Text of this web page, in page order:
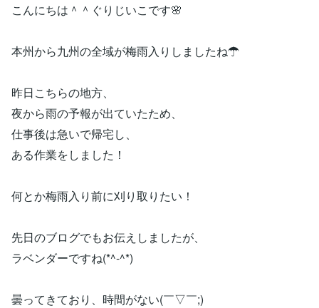
こんにちは＾＾ぐりじいこです🌸
本州から九州の全域が梅雨入りしましたね☂
昨日こちらの地方、
夜から雨の予報が出ていたため、
仕事後は急いで帰宅し、
ある作業をしました！
何とか梅雨入り前に刈り取りたい！
先日のブログでもお伝えしましたが、
ラベンダーですね(*^-^*)
曇ってきており、時間がない(￣▽￣;)